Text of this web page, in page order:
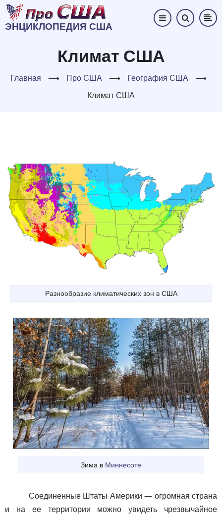
Перейти
основному
ЭНЦИКЛОПЕДИЯ США
Климат США
Главная ⟶ Про США ⟶ География США
⟶
Климат США
Разнообразие климатических зон в США
Зима в Миннесоте
Соединенные Штаты Америки — огромная страна
и на ее территории можно увидеть чрезвычайное